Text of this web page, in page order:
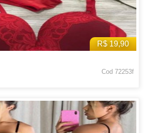
R$ 19,90
Cod 72253f